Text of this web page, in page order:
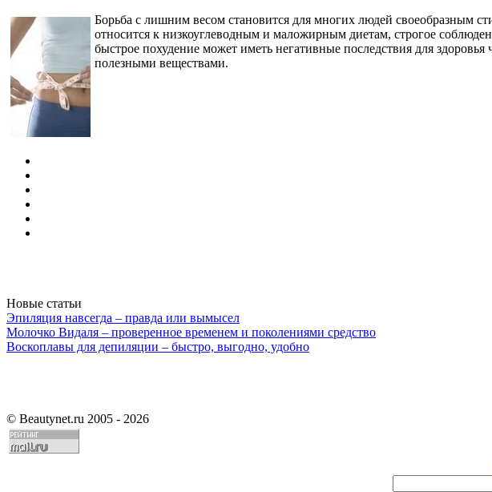
Борьба с лишним весом становится для многих людей своеобразным
относится к низкоуглеводным и маложирным диетам, строгое
быстрое похудение может иметь негативные последствия для
полезными веществами.
Новые статьи
Эпиляция навсегда – правда или вымысел
Молочко Видаля – проверенное временем и поколениями средство
Воскоплавы для депиляции – быстро, выгодно, удобно
© Beautynet.ru 2005 - 2026